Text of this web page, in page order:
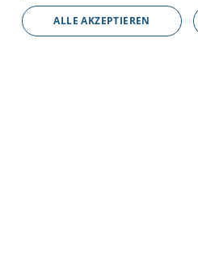
ALLE AKZEPTIEREN